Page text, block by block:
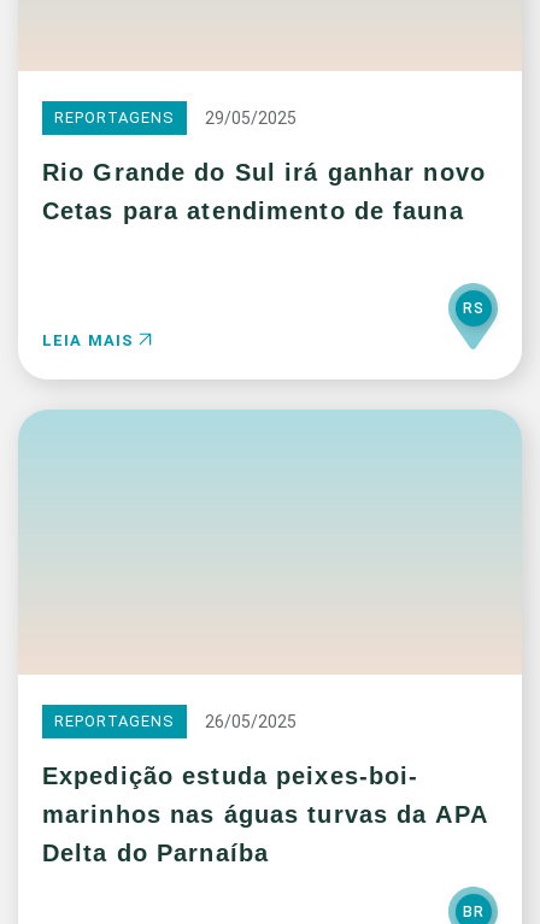
REPORTAGENS 29/05/2025
Rio Grande do Sul irá ganhar novo
Cetas para atendimento de fauna
LEIA MAIS
RS
REPORTAGENS 26/05/2025
Expedição estuda peixes-boi-
marinhos nas águas turvas da APA
Delta do Parnaíba
BR